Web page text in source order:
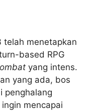
telah menetapkan
based RPG
yang intens.
yang ada, bos
penghalang
mencapai